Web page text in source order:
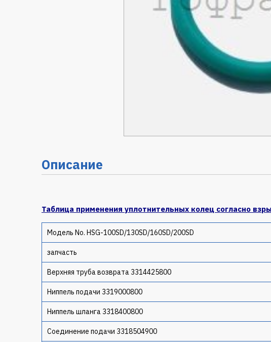
Описание
Таблица применения уплотнительных колец согласно
Модель No. HSG-100SD/130SD/160SD/200SD
запчасть
Верхняя труба возврата 3314425800
Ниппель подачи 3319000800
Ниппель шланга 3318400800
Соединение подачи 3318504900